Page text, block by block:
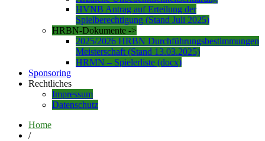
HVNB Antrag auf Erteilung der
Spielberechtigung (Stand Juli 2025)
HRBN-Dokumente ->
2025/2026 HRBN Durchführungsbestimmungen
Meisterschaft (Stand 13.03.2025)
HRMN – Spielerliste (docx)
Sponsoring
Rechtliches
Impressum
Datenschutz
Home
/